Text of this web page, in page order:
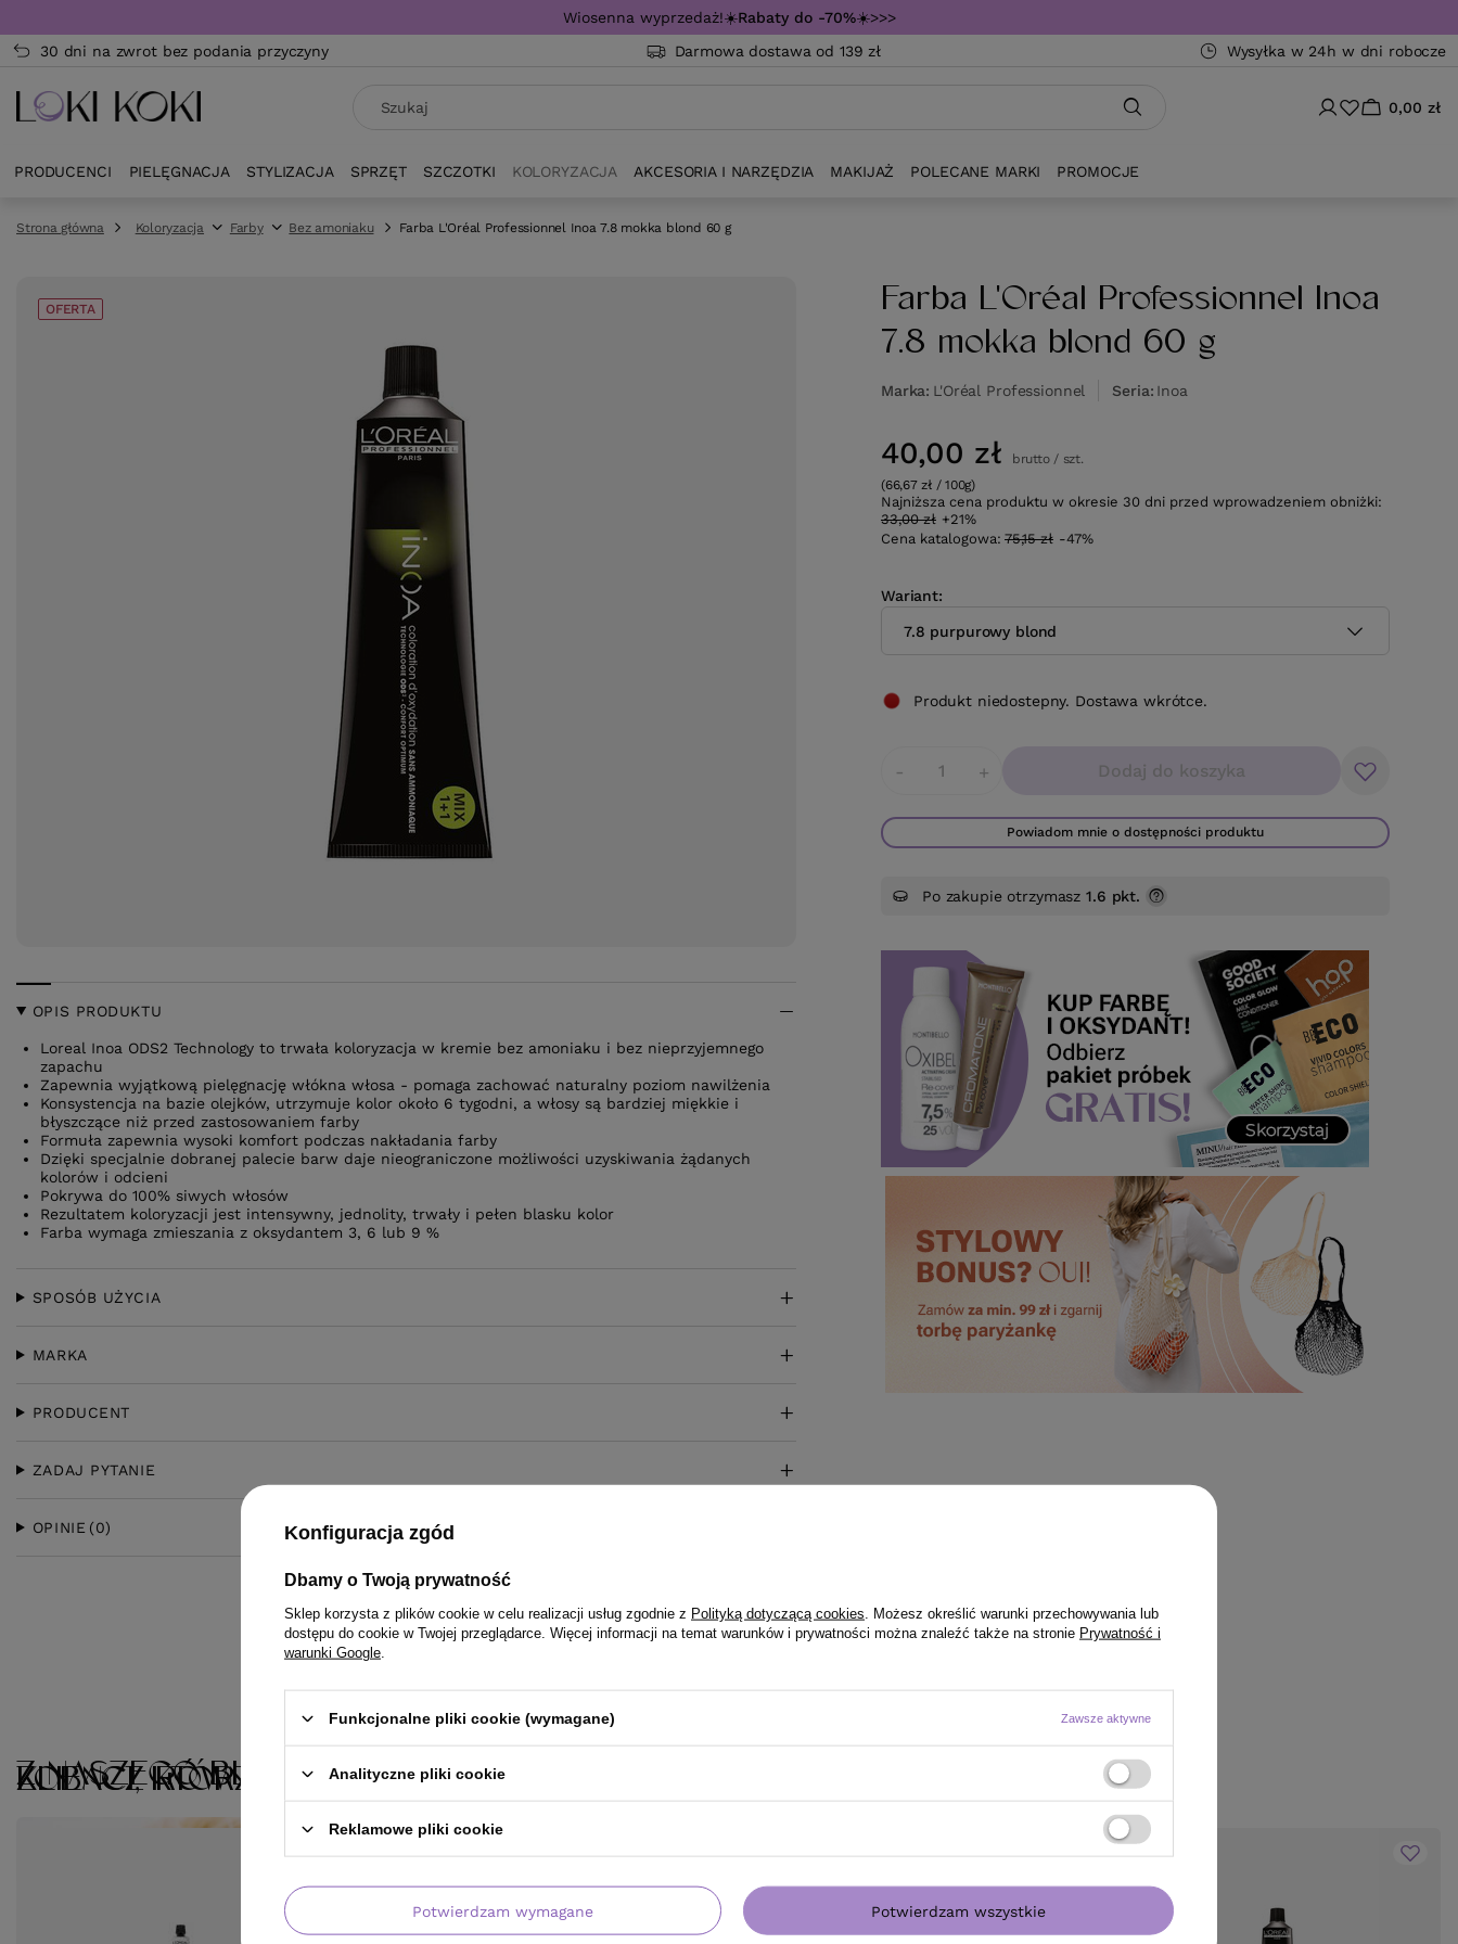
Wiosenna wyprzedaż!☀️Rabaty do -70%☀️>>>
30 dni na zwrot bez podania przyczyny
Darmowa dostawa od 139 zł Wysyłka w 24h w dni robocze
0,00 zł
PRODUCENCI PIELĘGNACJA STYLIZACJA SPRZĘT SZCZOTKI KOLORYZACJA AKCESORIA I NARZĘDZIA MAKIJAŻ POLECANE MARKI PROMOCJE
Strona główna Koloryzacja Farby Bez amoniaku Farba L'Oréal Professionnel Inoa 7.8 mokka blond 60 g
OFERTA
Farba L'Oréal Professionnel Inoa
7.8 mokka blond 60 g
Marka L'Oréal Professionnel Seria Inoa
Wariant
7.8 purpurowy blond
40,00 zł brutto/ szt.
(66,67 zł / 100g)
Najniższa cena produktu w okresie 30 dni przed wprowadzeniem obniżki:
33,00 zł +21%
Cena katalogowa: 75,15 zł -47%
- + Dodaj do koszyka
Powiadom mnie o dostępności produktu
Produkt niedostepny. Dostawa wkrótce.
Po zakupie otrzymasz1.6 pkt.
OPIS PRODUKTU
Loreal Inoa ODS2 Technology to trwała koloryzacja w kremie bez amoniaku i bez nieprzyjemnego
zapachu
Zapewnia wyjątkową pielęgnację włókna włosa - pomaga zachować naturalny poziom nawilżenia
Konsystencja na bazie olejków, utrzymuje kolor około 6 tygodni, a włosy są bardziej miękkie i
błyszczące niż przed zastosowaniem farby
Formuła zapewnia wysoki komfort podczas nakładania farby
Dzięki specjalnie dobranej palecie barw daje nieograniczone możliwości uzyskiwania żądanych
kolorów i odcieni
Pokrywa do 100% siwych włosów
Rezultatem koloryzacji jest intensywny, jednolity, trwały i pełen blasku kolor
Farba wymaga zmieszania z oksydantem 3, 6 lub 9 %
SPOSÓB UŻYCIA
MARKA
PRODUCENT
ZADAJ PYTANIE
OPINIE (0)
KLIENCI, KTÓRZY KUPILI TEN PRODUKT KUPILI TAKŻE
ZOBACZ RÓWNIEŻ
Z NASZEGO BLOGA
Konfiguracja zgód
Dbamy o Twoją prywatność
Sklep korzysta z plików cookie w celu realizacji usług zgodnie z Polityką dotyczącą cookies . Możesz określić warunki przechowywania lub
dostępu do cookie w Twojej przeglądarce. Więcej informacji na temat warunków i prywatności można znaleźć także na stronie Prywatność i
warunki Google
Funkcjonalne pliki cookie (wymagane) Zawsze aktywne
Analityczne pliki cookie
Reklamowe pliki cookie
Potwierdzam wymagane Potwierdzam wszystkie